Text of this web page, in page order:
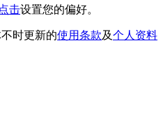
点击设置您的偏好。
时更新的使用条款及个人资料